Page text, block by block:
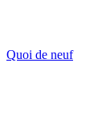
Quoi de neuf